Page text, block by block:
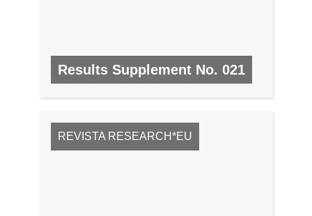
Results Supplement No. 021
N.º 21, ENERO 2010/FEBRERO 2010
REVISTA RESEARCH*EU